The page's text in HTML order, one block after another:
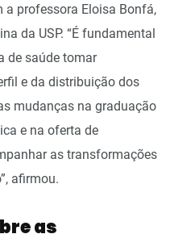
a professora Eloisa Bonfá,
da USP. “É fundamental
de saúde tomar
e da distribuição dos
mudanças na graduação
e na oferta de
as transformações
afirmou.
as